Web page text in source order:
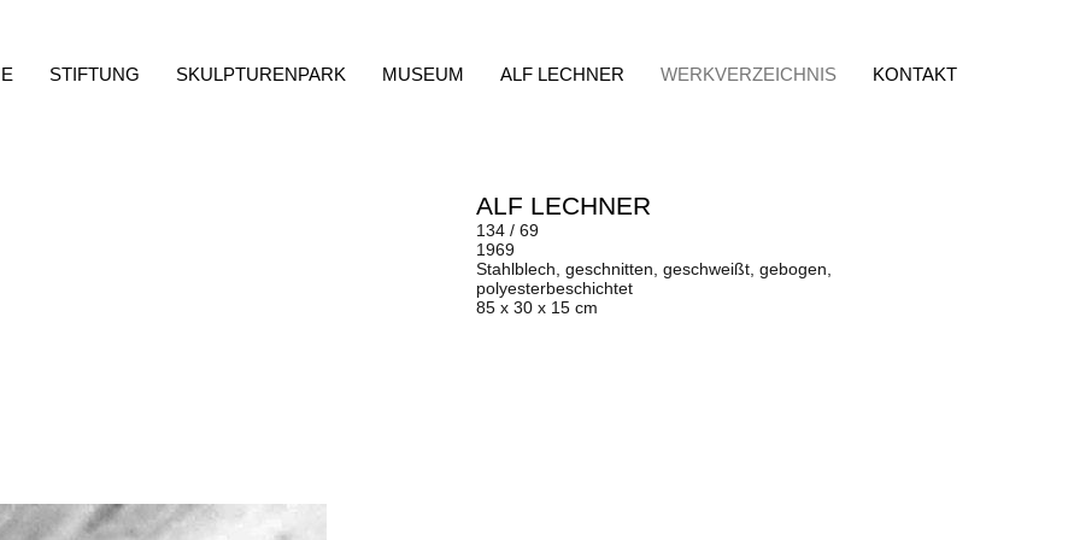
STIFTUNG SKULPTURENPARK MUSEUM ALF LECHNER WERKVERZEICHNIS KONTAKT
ALF LECHNER
134 / 69
1969
Stahlblech, geschnitten, geschweißt, gebogen,
polyesterbeschichtet
85 x 30 x 15 cm